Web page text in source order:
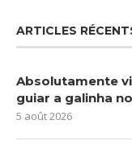
ARTICLES
Absolutamente
guiar a galinha
5 août 2026